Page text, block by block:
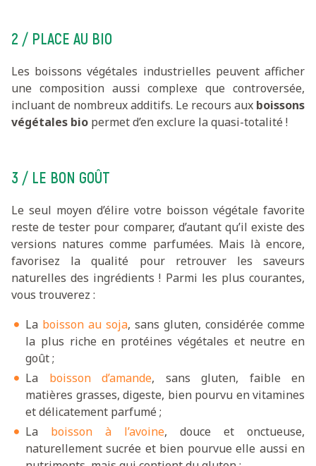
2 / PLACE AU BIO
Les boissons végétales industrielles peuvent afficher
une composition aussi complexe que controversée,
incluant de nombreux additifs. Le recours aux boissons
végétales bio permet d’en exclure la quasi-totalité !
3 / LE BON GOÛT
Le seul moyen d’élire votre boisson végétale favorite
reste de tester pour comparer, d’autant qu’il existe des
versions natures comme parfumées. Mais là encore,
favorisez la qualité pour retrouver les saveurs
naturelles des ingrédients ! Parmi les plus courantes,
vous trouverez :
La boisson au soja, sans gluten, considérée comme
la plus riche en protéines végétales et neutre en
goût ;
La boisson d’amande, sans gluten, faible en
matières grasses, digeste, bien pourvu en vitamines
et délicatement parfumé ;
La boisson à l’avoine, douce et onctueuse,
naturellement sucrée et bien pourvue elle aussi en